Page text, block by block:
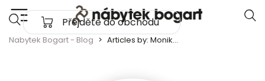
Main Navigation
Přejděte do obchodu
Nabytek Bogart - Blog Articles by: Monika Procházková